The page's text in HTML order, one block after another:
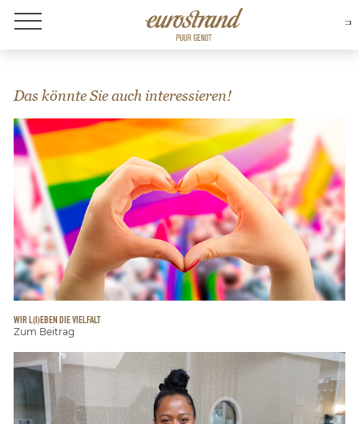
Over Eurostrand
Das könnte Sie auch interessieren!
WIR L(I)EBEN DIE VIELFALT
Zum Beitrag